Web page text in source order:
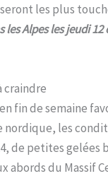
les plus
les Alpes les jeudi
craindre
fin de semaine
nordique, les
de petites gelées
abords du